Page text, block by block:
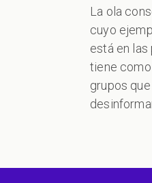
La ola
cuyo
está en
tiene
grupos